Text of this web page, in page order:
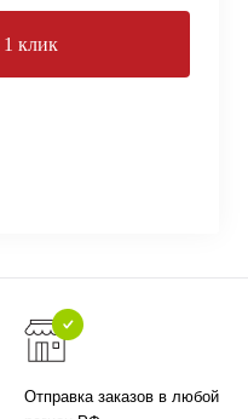
клик
Отправка заказов в любой